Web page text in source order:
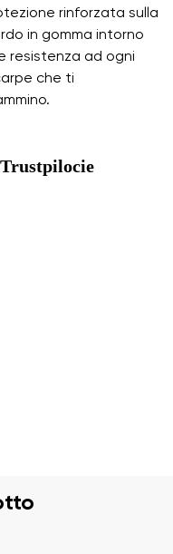
rinforzata sulla
in gomma intorno
resistenza ad ogni
che ti